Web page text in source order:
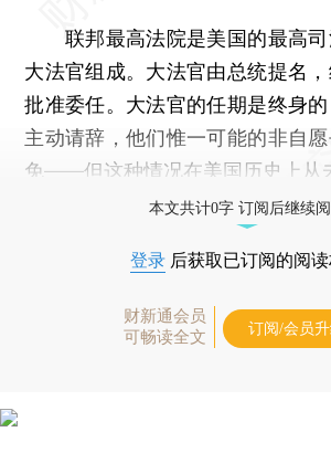
联邦最高法院是美国的最高司
大法官组成。大法官由总统提名
批准委任。大法官的任期是终身
主动请辞，他们惟一可能的非自
免——但这种情况在美国历史上从
本文共计0字 订阅后继续
登录 后获取已订阅的阅
财新通会员
可畅读全文
订阅/会员